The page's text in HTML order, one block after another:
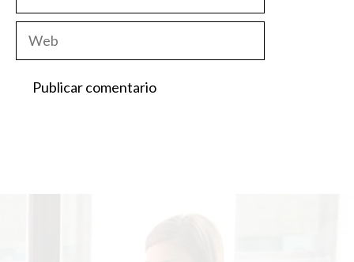
electrónico
Web